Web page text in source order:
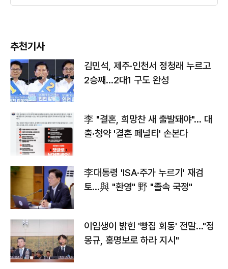
추천기사
김민석, 제주·인천서 정청래 누르고
2승째…2대1 구도 완성
李 "결혼, 희망찬 새 출발돼야"… 대
출·청약 '결혼 페널티' 손본다
李대통령 'ISA·주가 누르기' 재검
토…與 "환영" 野 "졸속 국정"
이임생이 밝힌 '빵집 회동' 전말…"정
몽규, 홍명보로 하라 지시"